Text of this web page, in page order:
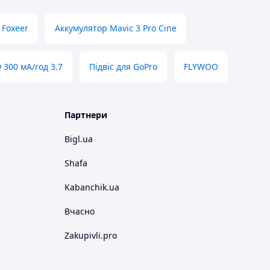
Foxeer Аккумулятор Mavic 3 Pro Cine
300 мА/год 3.7 Підвіс для GoPro FLYWOO
Партнери
Bigl.ua
Shafa
Kabanchik.ua
Вчасно
Zakupivli.pro